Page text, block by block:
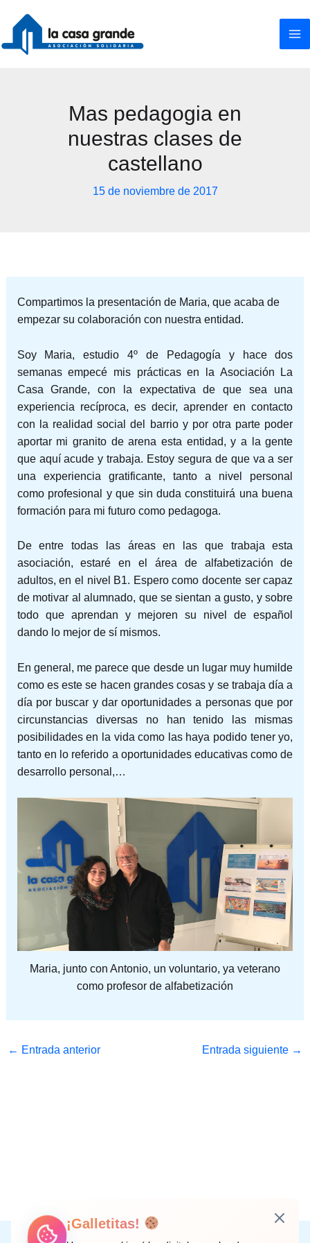
contenido
Mas pedagogia en
nuestras clases de
castellano
15 de noviembre de 2017
Compartimos la presentación de Maria, que acaba de
empezar su colaboración con nuestra entidad.
Soy Maria, estudio 4º de Pedagogía y hace dos
semanas empecé mis prácticas en la Asociación La
Casa Grande, con la expectativa de que sea una
experiencia recíproca, es decir, aprender en contacto
con la realidad social del barrio y por otra parte poder
aportar mi granito de arena esta entidad, y a la gente
que aquí acude y trabaja. Estoy segura de que va a ser
una experiencia gratificante, tanto a nivel personal
como profesional y que sin duda constituirá una buena
formación para mi futuro como pedagoga.
De entre todas las áreas en las que trabaja esta
asociación, estaré en el área de alfabetización de
adultos, en el nivel B1. Espero como docente ser capaz
de motivar al alumnado, que se sientan a gusto, y sobre
todo que aprendan y mejoren su nivel de español
dando lo mejor de sí mismos.
En general, me parece que desde un lugar muy humilde
como es este se hacen grandes cosas y se trabaja día a
día por buscar y dar oportunidades a personas que por
circunstancias diversas no han tenido las mismas
posibilidades en la vida como las haya podido tener yo,
tanto en lo referido a oportunidades educativas como de
desarrollo personal,…
Maria, junto con Antonio, un voluntario, ya veterano
como profesor de alfabetización
← Entrada anterior Entrada siguiente →
¡Galletitas!